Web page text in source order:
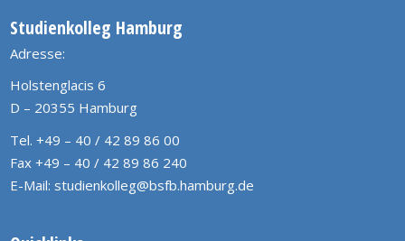
Studienkolleg Hamburg
Adresse:
Holstenglacis 6
D – 20355 Hamburg
Tel. +49 – 40 / 42 89 86 00
Fax +49 – 40 / 42 89 86 240
E-Mail: studienkolleg@bsfb.hamburg.de